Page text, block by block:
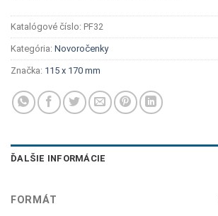
Katalógové číslo: PF32
Kategória: Novoročenky
Značka: 115 x 170 mm
ĎALŠIE INFORMÁCIE
FORMÁT